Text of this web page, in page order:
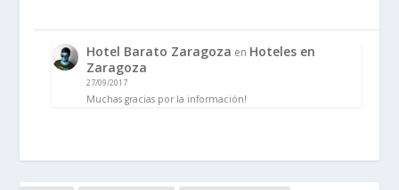
Hotel Barato Zaragoza en Hoteles en
Zaragoza
27/09/2017
Muchas gracias por la información!